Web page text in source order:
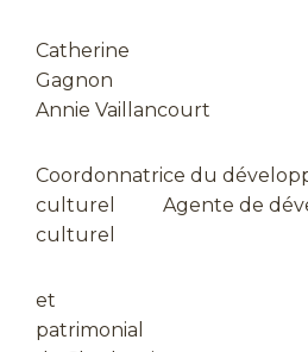
Catherine
Annie Vaillancourt
Coordonnatrice du
culturel Agente de
culturel
et